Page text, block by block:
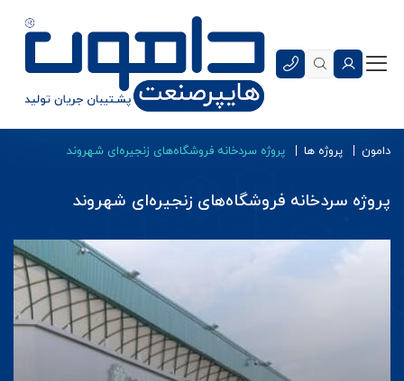
دامون پروژه ها پروژه سردخانه فروشگاه‌های زنجیره‌ای شهروند
پروژه سردخانه فروشگاه‌های زنجیره‌ای شهروند